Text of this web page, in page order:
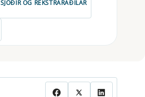
SJÓÐIR OG REKSTRARAÐILAR